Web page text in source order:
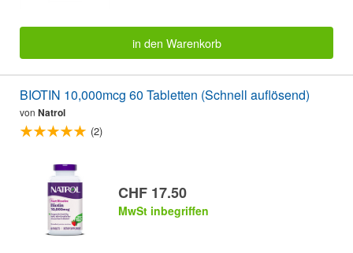
in den Warenkorb
BIOTIN 10,000mcg 60 Tabletten (Schnell auflösend)
von Natrol
(2)
CHF 17.50
MwSt inbegriffen